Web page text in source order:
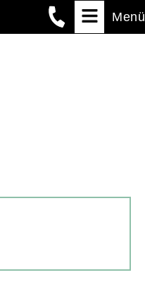
Menü